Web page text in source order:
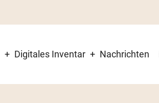
Digitales Inventar Nachrichten